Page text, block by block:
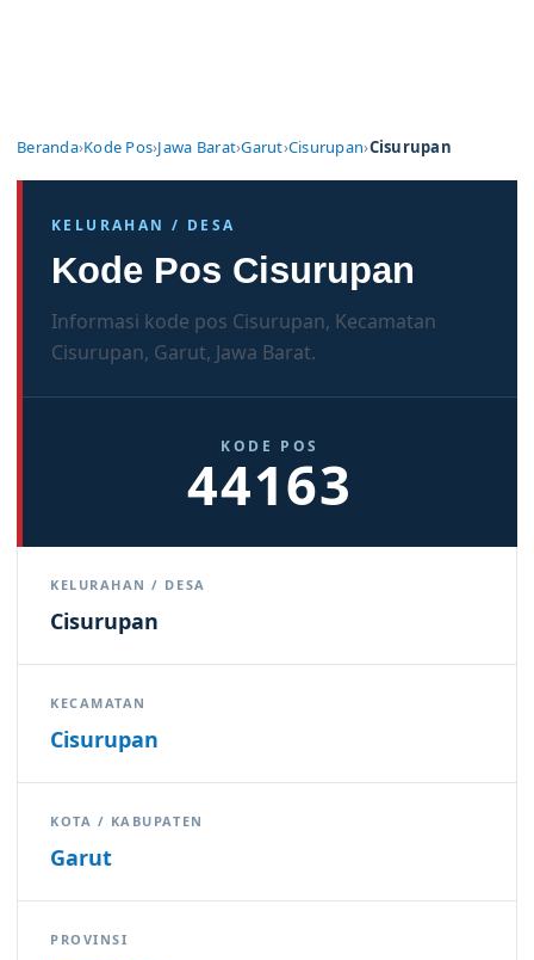
Beranda›Kode Pos›Jawa Barat›Garut›Cisurupan›Cisurupan
KELURAHAN / DESA
Kode Pos Cisurupan
Informasi kode pos Cisurupan, Kecamatan
Cisurupan, Garut, Jawa Barat.
KODE POS
44163
KELURAHAN / DESA
Cisurupan
KECAMATAN
Cisurupan
KOTA / KABUPATEN
Garut
PROVINSI